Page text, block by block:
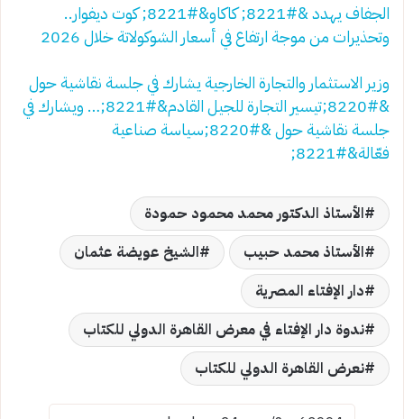
الجفاف يهدد &#8221; كاكاو&#8221; كوت ديفوار..
وتحذيرات من موجة ارتفاع في أسعار الشوكولاتة خلال 2026
وزير الاستثمار والتجارة الخارجية يشارك في جلسة نقاشية حول
&#8220;تيسير التجارة للجيل القادم&#8221;… ويشارك في
جلسة نقاشية حول &#8220;سياسة صناعية
فعّالة&#8221;
الأستاذ الدكتور محمد محمود حمودة
الأستاذ محمد حبيب
الشيخ عويضة عثمان
دار الإفتاء المصرية
ندوة دار الإفتاء في معرض القاهرة الدولي للكتاب
نعرض القاهرة الدولي للكتاب